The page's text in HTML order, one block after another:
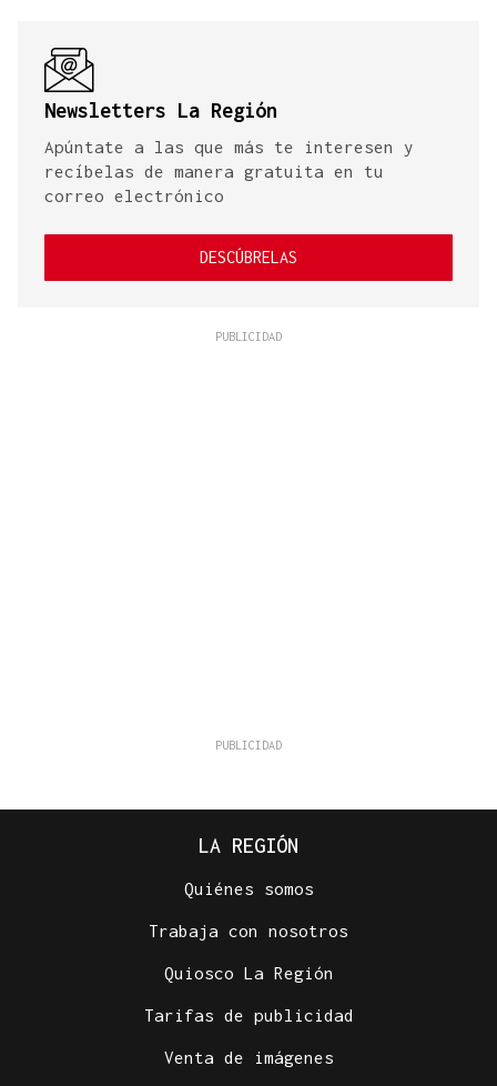
Newsletters La Región
Apúntate a las que más te interesen y
recíbelas de manera gratuita en tu
correo electrónico
DESCÚBRELAS
LA REGIÓN
Quiénes somos
Trabaja con nosotros
Quiosco La Región
Tarifas de publicidad
Venta de imágenes